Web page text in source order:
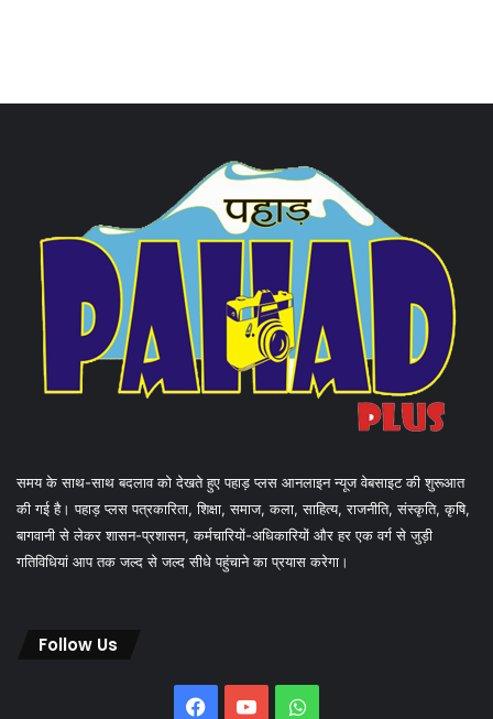
समय के साथ-साथ बदलाव को देखते हुए पहाड़ प्लस आनलाइन न्यूज वेबसाइट की शुरूआत
की गई है। पहाड़ प्लस पत्रकारिता, शिक्षा, समाज, कला, साहित्य, राजनीति, संस्कृति, कृषि,
बागवानी से लेकर शासन-प्रशासन, कर्मचारियों-अधिकारियों और हर एक वर्ग से जुड़ी
गतिविधियां आप तक जल्द से जल्द सीधे पहुंचाने का प्रयास करेगा।
Follow Us
FacebookYouTubeWhatsApp